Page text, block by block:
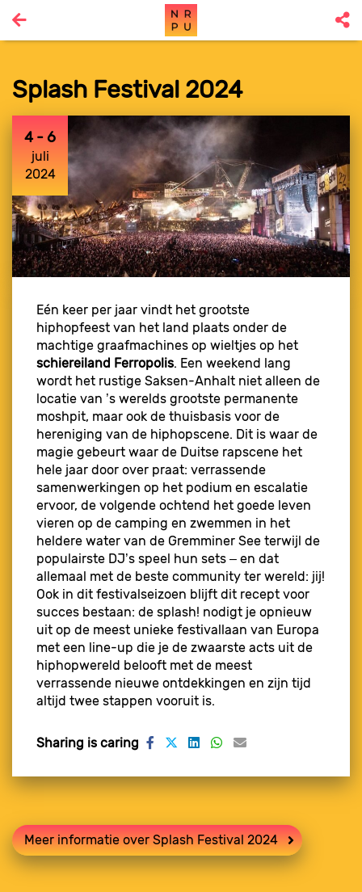
Splash Festival 2024
4 - 6
juli
2024
Eén keer per jaar vindt het grootste
hiphopfeest van het land plaats onder de
machtige graafmachines op wieltjes op het
schiereiland Ferropolis. Een weekend lang
wordt het rustige Saksen-Anhalt niet alleen de
locatie van ’s werelds grootste permanente
moshpit, maar ook de thuisbasis voor de
hereniging van de hiphopscene. Dit is waar de
magie gebeurt waar de Duitse rapscene het
hele jaar door over praat: verrassende
samenwerkingen op het podium en escalatie
ervoor, de volgende ochtend het goede leven
vieren op de camping en zwemmen in het
heldere water van de Gremminer See terwijl de
populairste DJ’s speel hun sets – en dat
allemaal met de beste community ter wereld: jij!
Ook in dit festivalseizoen blijft dit recept voor
succes bestaan: de splash! nodigt je opnieuw
uit op de meest unieke festivallaan van Europa
met een line-up die je de zwaarste acts uit de
hiphopwereld belooft met de meest
verrassende nieuwe ontdekkingen en zijn tijd
altijd twee stappen vooruit is.
Sharing is caring
Meer informatie over Splash Festival 2024